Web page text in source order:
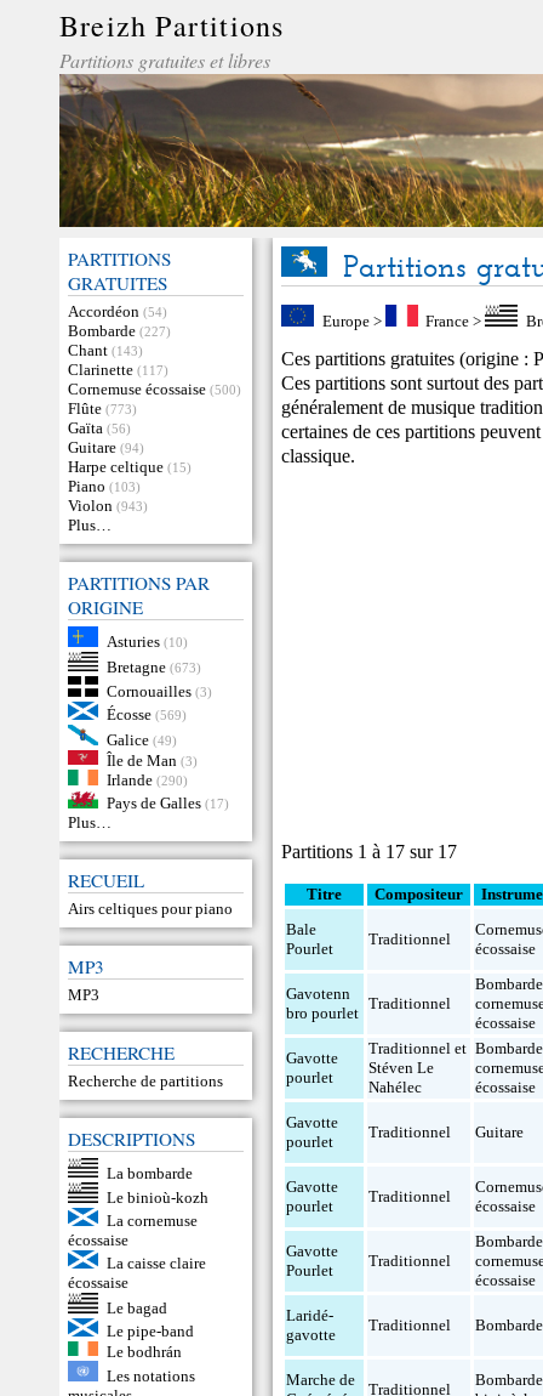
Breizh Partitions
Partitions gratuites et libres
PARTITIONS
GRATUITES
Accordéon (54)
Bombarde (227)
Chant (143)
Clarinette (117)
Cornemuse écossaise (500)
Flûte (773)
Gaïta (56)
Guitare (94)
Harpe celtique (15)
Piano (103)
Violon (943)
Plus…
PARTITIONS PAR
ORIGINE
Asturies (10)
Bretagne (673)
Cornouailles (3)
Écosse (569)
Galice (49)
Île de Man (3)
Irlande (290)
Pays de Galles (17)
Plus…
RECUEIL
Airs celtiques pour piano
MP3
MP3
RECHERCHE
Recherche de partitions
DESCRIPTIONS
La bombarde
Le binioù-kozh
La cornemuse
écossaise
La caisse claire
écossaise
Le bagad
Le pipe-band
Le bodhrán
Les notations
Partitions
Europe> France >
Ces partitions gratuites (origine :
Ces partitions sont surtout des
généralement de musique
certaines de ces partitions
classique.
Partitions 1 à 17 sur 17
Titre Compositeur
Bale
Pourlet
Traditionnel
écossaise
Gavotenn
bro pourlet
Traditionnel
Bombarde
écossaise
Gavotte
pourlet
Traditionnel et
Stéven Le
Nahélec
Bombarde
écossaise
Gavotte
pourlet
Traditionnel Guitare
Gavotte
pourlet
Traditionnel
écossaise
Gavotte
Pourlet
Traditionnel
Bombarde
écossaise
Laridé-
gavotte
Traditionnel Bombarde
Marche de
Traditionnel
Bombarde